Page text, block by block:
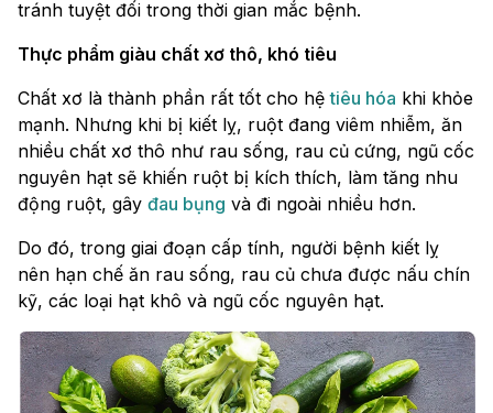
tránh tuyệt đối trong thời gian mắc bệnh.
Thực phẩm giàu chất xơ thô, khó tiêu
Chất xơ là thành phần rất tốt cho hệtiêu hóa khi khỏe
mạnh. Nhưng khi bị kiết lỵ, ruột đang viêm nhiễm, ăn
nhiều chất xơ thô như rau sống, rau củ cứng, ngũ cốc
nguyên hạt sẽ khiến ruột bị kích thích, làm tăng nhu
động ruột, gây đau bụng và đi ngoài nhiều hơn.
Do đó, trong giai đoạn cấp tính, người bệnh kiết lỵ
nên hạn chế ăn rau sống, rau củ chưa được nấu chín
kỹ, các loại hạt khô và ngũ cốc nguyên hạt.